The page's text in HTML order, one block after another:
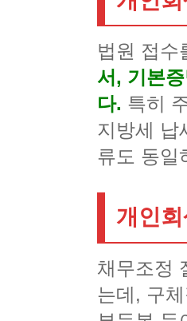
법원 접수
서, 기본
다. 특히
지방세 납
류도 동일
개인
채무조정
는데, 구